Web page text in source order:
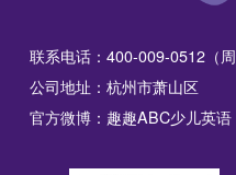
联系电话：400-009-0512（
公司地址：杭州市萧山区
官方微博：趣趣ABC少儿英语